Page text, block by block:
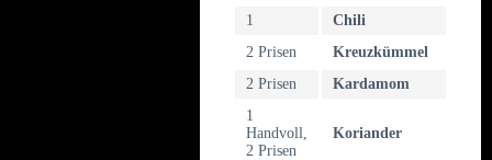
1
Chili
2 Prisen
Kreuzkümmel
2 Prisen
Kardamom
1
Handvoll,
2 Prisen
Koriander